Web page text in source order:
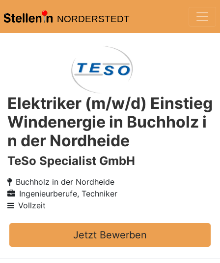
NORDERSTEDT
Elektriker (m/w/d) Einstieg
Windenergie in Buchholz i
n der Nordheide
TeSo Specialist GmbH
Buchholz in der Nordheide
Ingenieurberufe, Techniker
Vollzeit
Jetzt Bewerben